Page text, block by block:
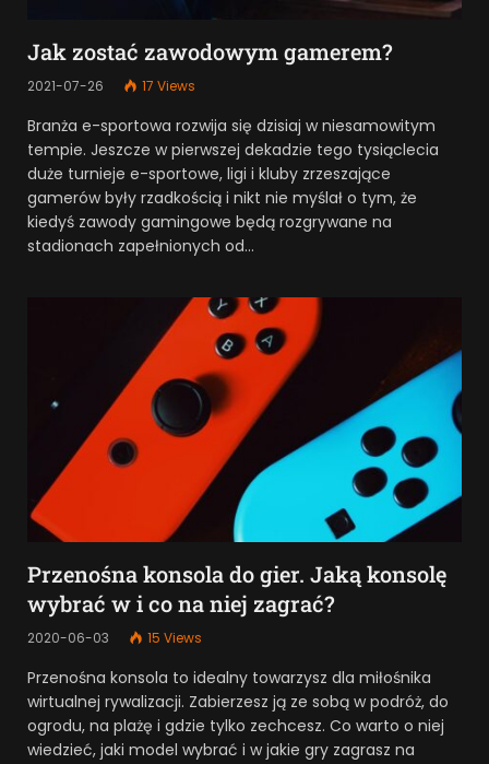
Jak zostać zawodowym gamerem?
2021-07-26 17 Views
Branża e-sportowa rozwija się dzisiaj w niesamowitym
tempie. Jeszcze w pierwszej dekadzie tego tysiąclecia
duże turnieje e-sportowe, ligi i kluby zrzeszające
gamerów były rzadkością i nikt nie myślał o tym, że
kiedyś zawody gamingowe będą rozgrywane na
stadionach zapełnionych od…
Przenośna konsola do gier. Jaką konsolę
wybrać w i co na niej zagrać?
2020-06-03 15 Views
Przenośna konsola to idealny towarzysz dla miłośnika
wirtualnej rywalizacji. Zabierzesz ją ze sobą w podróż, do
ogrodu, na plażę i gdzie tylko zechcesz. Co warto o niej
wiedzieć, jaki model wybrać i w jakie gry zagrasz na